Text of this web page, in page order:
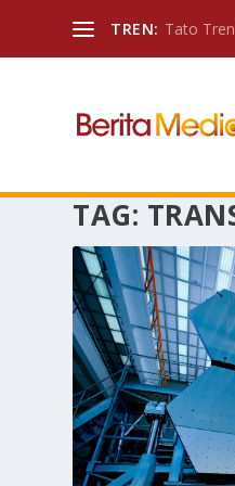
TREN: Tato
TAG: